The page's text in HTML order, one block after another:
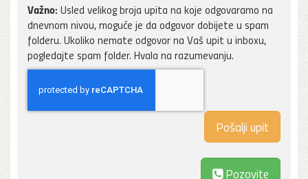
Važno: Usled velikog broja upita na koje odgovaramo na
dnevnom nivou, moguće je da odgovor dobijete u spam
folderu. Ukoliko nemate odgovor na Vaš upit u inboxu,
pogledajte spam folder. Hvala na razumevanju.
Pozovite